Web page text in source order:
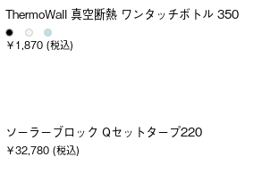
ThermoWall 真空断熱 ワンタッチボトル 350
￥1,870 (税込)
ソーラーブロック Qセットタープ220
￥32,780 (税込)